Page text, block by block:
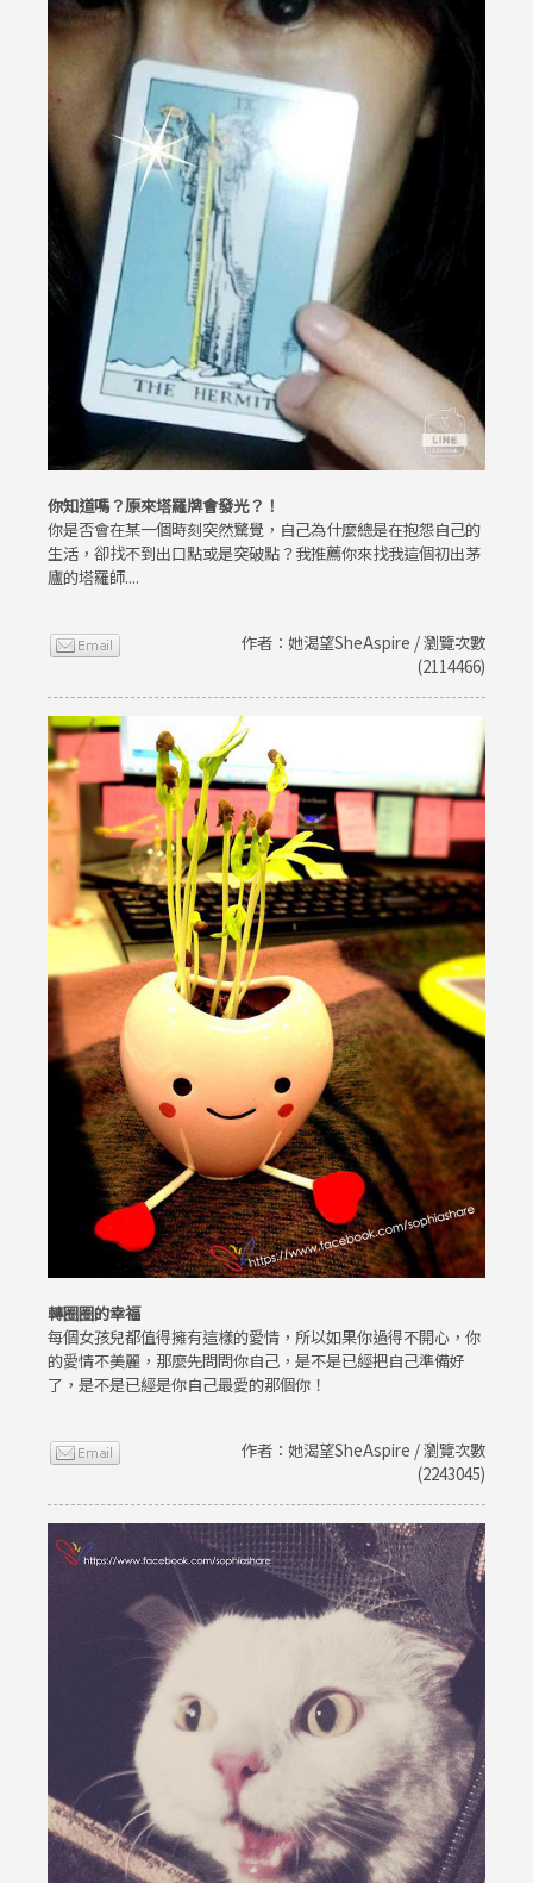
你知道嗎？原來塔羅牌會發光？！
你是否會在某一個時刻突然驚覺，自己為什麼總是在抱怨自己的
生活，卻找不到出口點或是突破點？我推薦你來找我這個初出茅
廬的塔羅師....
作者：她渴望SheAspire / 瀏覽次數
(2114466)
轉圈圈的幸福
每個女孩兒都值得擁有這樣的愛情，所以如果你過得不開心，你
的愛情不美麗，那麼先問問你自己，是不是已經把自己準備好
了，是不是已經是你自己最愛的那個你！
作者：她渴望SheAspire / 瀏覽次數
(2243045)